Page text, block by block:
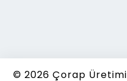
© 2026 Çorap Üretimi